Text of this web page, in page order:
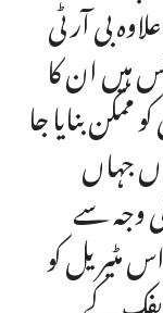
بی آر ٹی
ہیں ان کا
ممکن بنایا جا
جہاں
وجہ سے
مٹیریل کو
کے